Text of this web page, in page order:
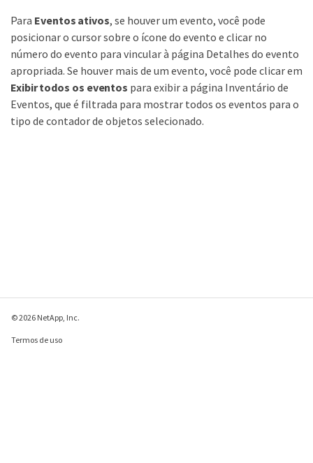
Para Eventos ativos, se houver um evento, você pode
posicionar o cursor sobre o ícone do evento e clicar no
número do evento para vincular à página Detalhes do evento
apropriada. Se houver mais de um evento, você pode clicar em
Exibir todos os eventos para exibir a página Inventário de
Eventos, que é filtrada para mostrar todos os eventos para o
tipo de contador de objetos selecionado.
© 2026 NetApp, Inc.
Termos de uso